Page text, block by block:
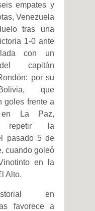
empates y
Venezuela
tras una
1-0 ante
con un
capitán
por su
que
goles frente a
en La Paz,
repetir la
pasado 5 de
cuando goleó
en la
Alto.
en
favorece a